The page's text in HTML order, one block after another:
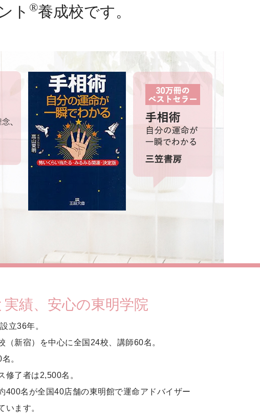
ト ®養成校です。
績、安心の東明学院
立36年。
（新宿）を中心に全国24校、講師60名。
。
修了者は2,500名。
400名が全国40店舗の東明館で運命アドバイザー
います。